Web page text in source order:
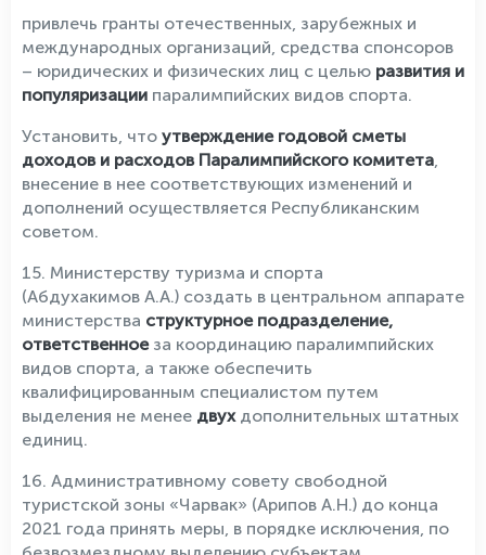
привлечь гранты отечественных, зарубежных и
международных организаций, средства спонсоров
– юридических и физических лиц с целью развития и
популяризации паралимпийских видов спорта.
Установить, что утверждение годовой сметы
доходов и расходов Паралимпийского комитета,
внесение в нее соответствующих изменений и
дополнений осуществляется Республиканским
советом.
15. Министерству туризма и спорта
(Абдухакимов А.А.) создать в центральном аппарате
министерства структурное подразделение,
ответственноеза координацию паралимпийских
видов спорта, а также обеспечить
квалифицированным специалистом путем
выделения не менее двухдополнительных штатных
единиц.
16. Административному совету свободной
туристской зоны «Чарвак» (Арипов А.Н.) до конца
2021 года принять меры, в порядке исключения, по